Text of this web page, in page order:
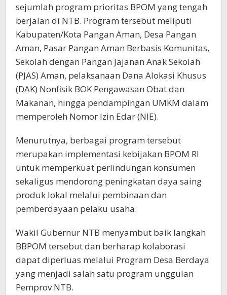
sejumlah program prioritas BPOM yang tengah
berjalan di NTB. Program tersebut meliputi
Kabupaten/Kota Pangan Aman, Desa Pangan
Aman, Pasar Pangan Aman Berbasis Komunitas,
Sekolah dengan Pangan Jajanan Anak Sekolah
(PJAS) Aman, pelaksanaan Dana Alokasi Khusus
(DAK) Nonfisik BOK Pengawasan Obat dan
Makanan, hingga pendampingan UMKM dalam
memperoleh Nomor Izin Edar (NIE).
Menurutnya, berbagai program tersebut
merupakan implementasi kebijakan BPOM RI
untuk memperkuat perlindungan konsumen
sekaligus mendorong peningkatan daya saing
produk lokal melalui pembinaan dan
pemberdayaan pelaku usaha.
Wakil Gubernur NTB menyambut baik langkah
BBPOM tersebut dan berharap kolaborasi
dapat diperluas melalui Program Desa Berdaya
yang menjadi salah satu program unggulan
Pemprov NTB.